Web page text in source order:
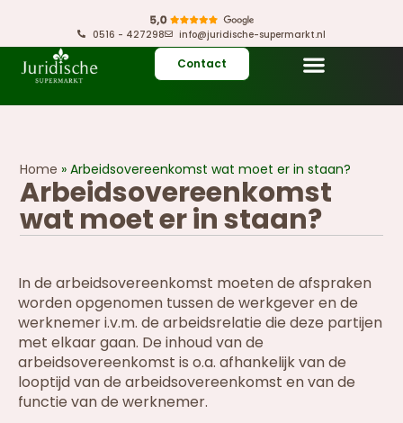
0516 - 427298 info@juridische-supermarkt.nl
Contact
Home »Arbeidsovereenkomst wat moet er in staan?
Arbeidsovereenkomst
wat moet er in staan?
In de arbeidsovereenkomst moeten de afspraken
worden opgenomen tussen de werkgever en de
werknemer i.v.m. de arbeidsrelatie die deze partijen
met elkaar gaan. De inhoud van de
arbeidsovereenkomst is o.a. afhankelijk van de
looptijd van de arbeidsovereenkomst en van de
functie van de werknemer.